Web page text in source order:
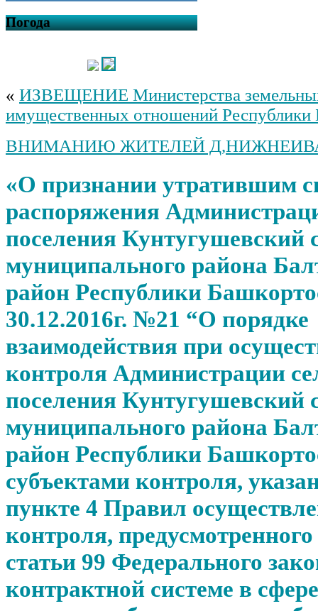
Погода
« ИЗВЕЩЕНИЕ Министерства
имущественных отношений Республики
ВНИМАНИЮ ЖИТЕЛЕЙ
«О признании утратившим
распоряжения
поселения Кунтугушевский
муниципального района
район Республики
30.12.2016г. №21 “О порядке
взаимодействия при
контроля Администрации
поселения Кунтугушевский
муниципального района
район Республики
субъектами контроля,
пункте 4 Правил
контроля,
статьи 99 Федерального
контрактной системе в